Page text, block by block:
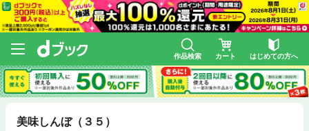
作品検索 カート はじめての方へ
美味しんぼ（３５）